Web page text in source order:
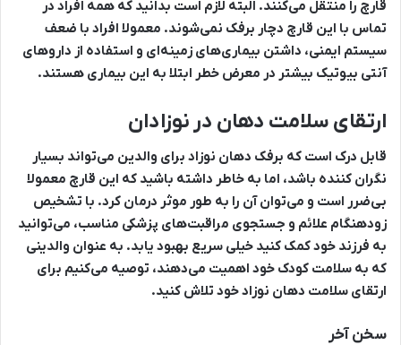
قارچ را منتقل می‌کنند. البته لازم است بدانید که همه افراد در
تماس با این قارچ دچار برفک نمی‌شوند. معمولا افراد با ضعف
سیستم ایمنی، داشتن بیماری‌های زمینه‌ای و استفاده از دارو‌های
آنتی‌ بیوتیک بیشتر در معرض خطر ابتلا به این بیماری هستند.
ارتقای سلامت دهان در نوزادان
قابل درک است که برفک دهان نوزاد برای والدین می‌تواند بسیار
نگران کننده باشد، اما به خاطر داشته باشید که این قارچ معمولا
بی‌ضرر است و می‌توان آن را به طور موثر درمان کرد. با تشخیص
زودهنگام علائم و جستجوی مراقبت‌های پزشکی مناسب، می‌توانید
به فرزند خود کمک کنید خیلی سریع بهبود یابد. به عنوان والدینی
که به سلامت کودک خود اهمیت می‌دهند، توصیه می‌کنیم برای
ارتقای سلامت دهان نوزاد خود تلاش کنید.
سخن آخر